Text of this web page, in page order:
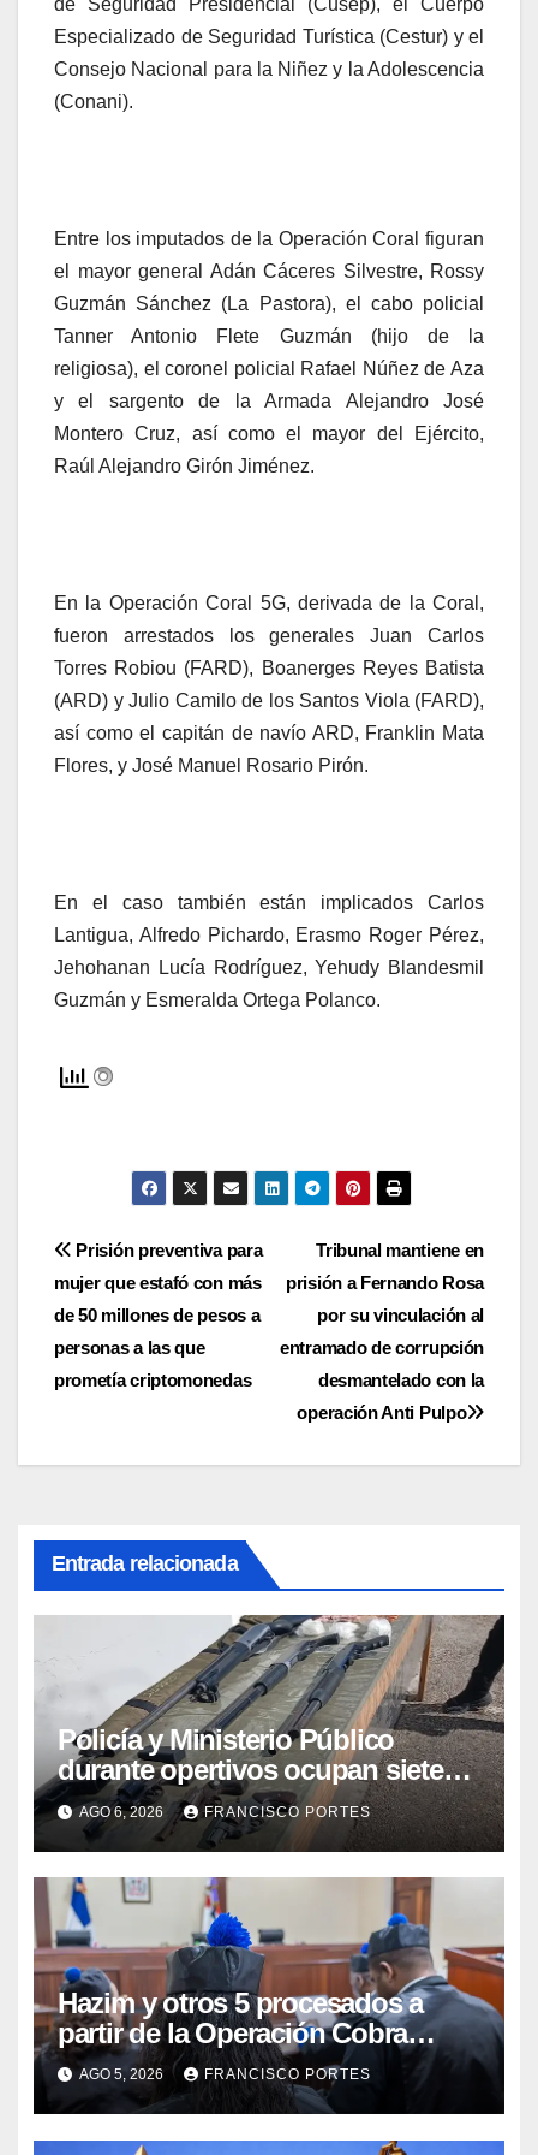
de Seguridad Presidencial (Cusep), el Cuerpo
Especializado de Seguridad Turística (Cestur) y el
Consejo Nacional para la Niñez y la Adolescencia
(Conani).
Entre los imputados de la Operación Coral figuran
el mayor general Adán Cáceres Silvestre, Rossy
Guzmán Sánchez (La Pastora), el cabo policial
Tanner Antonio Flete Guzmán (hijo de la
religiosa), el coronel policial Rafael Núñez de Aza
y el sargento de la Armada Alejandro José
Montero Cruz, así como el mayor del Ejército,
Raúl Alejandro Girón Jiménez.
En la Operación Coral 5G, derivada de la Coral,
fueron arrestados los generales Juan Carlos
Torres Robiou (FARD), Boanerges Reyes Batista
(ARD) y Julio Camilo de los Santos Viola (FARD),
así como el capitán de navío ARD, Franklin Mata
Flores, y José Manuel Rosario Pirón.
En el caso también están implicados Carlos
Lantigua, Alfredo Pichardo, Erasmo Roger Pérez,
Jehohanan Lucía Rodríguez, Yehudy Blandesmil
Guzmán y Esmeralda Ortega Polanco.
Navegación
de
entradas
Tribunal mantiene en
prisión a Fernando Rosa
por su vinculación al
entramado de corrupción
desmantelado con la
operación Anti Pulpo
Prisión preventiva para
mujer que estafó con más
de 50 millones de pesos a
personas a las que
prometía criptomonedas
Entrada relacionada
Policía y Ministerio Público
durante opertivos ocupan siete
armas de fuego, presunta cocaína
y recuperan motocicleta robada,
en Barahona y San Juan
AGO 6, 2026 FRANCISCO PORTES
Hazim y otros 5 procesados a
partir de la Operación Cobra
continuarán en prisión
AGO 5, 2026 FRANCISCO PORTES